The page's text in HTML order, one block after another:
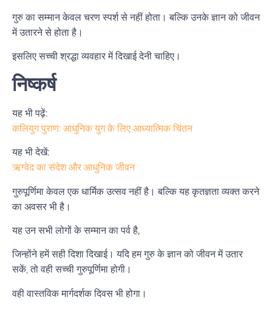
गुरु का सम्मान केवल चरण स्पर्श से नहीं होता। बल्कि उनके ज्ञान को जीवन
में उतारने से होता है।
इसलिए सच्ची श्रद्धा व्यवहार में दिखाई देनी चाहिए।
निष्कर्ष
यह भी पढ़ें:
कलियुग पुराण: आधुनिक युग के लिए आध्यात्मिक चिंतन
यह भी देखें:
ऋग्वेद का संदेश और आधुनिक जीवन
गुरुपूर्णिमा केवल एक धार्मिक उत्सव नहीं है। बल्कि यह कृतज्ञता व्यक्त करने
का अवसर भी है।
यह उन सभी लोगों के सम्मान का पर्व है,
जिन्होंने हमें सही दिशा दिखाई। यदि हमगुरु के ज्ञान को जीवन में उतार
सकें, तो वही सच्ची गुरुपूर्णिमा होगी।
वही वास्तविक मार्गदर्शक दिवस भी होगा।